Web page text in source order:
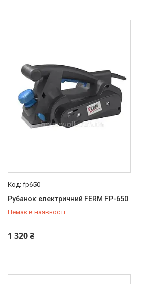
fp650
Рубанок електричний FERM FP-650
Немає в наявності
1 320 ₴
+380 (93) 434-61-54